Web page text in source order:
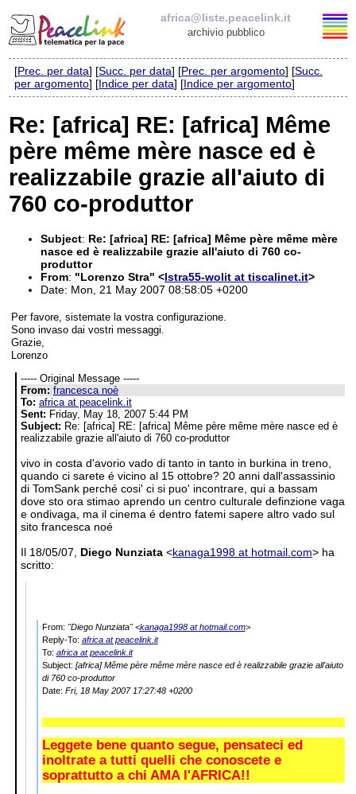
africa@liste.peacelink.it
archivio pubblico
Elenco delle liste
Policy delle liste di PeaceLink
Informativa sulla privacy
[Prec. per data] [Succ. per data] [Prec. per argomento] [Succ.
per argomento] [Indice per data] [Indice per argomento]
Re: [africa] RE: [africa] Même
père même mère nasce ed è
realizzabile grazie all'aiuto di
760 co-produttor
Subject: Re: [africa] RE: [africa] Même père même mère
nasce ed è realizzabile grazie all'aiuto di 760 co-
produttor
From: "Lorenzo Stra" <lstra55-wolit at tiscalinet.it>
Date: Mon, 21 May 2007 08:58:05 +0200
Per favore, sistemate la vostra configurazione.
Sono invaso dai vostri messaggi.
Grazie,
Lorenzo
----- Original Message -----
From: francesca noè
To: africa at peacelink.it
Sent: Friday, May 18, 2007 5:44 PM
Subject: Re: [africa] RE: [africa] Même père même mère nasce ed è
realizzabile grazie all'aiuto di 760 co-produttor
vivo in costa d'avorio vado di tanto in tanto in burkina in treno,
quando ci sarete é vicino al 15 ottobre? 20 anni dall'assassinio
di TomSank perché cosi' ci si puo' incontrare, qui a bassam
dove sto ora stimao aprendo un centro culturale definzione vaga
e ondivaga, ma il cinema é dentro fatemi sapere altro vado sul
sito francesca noé
Il 18/05/07, Diego Nunziata<kanaga1998 at hotmail.com> ha
scritto:
From: "Diego Nunziata" <kanaga1998 at hotmail.com>
Reply-To: africa at peacelink.it
To: africa at peacelink.it
Subject: [africa] Même père même mère nasce ed è realizzabile grazie all'aiuto
di 760 co-produttor
Date: Fri, 18 May 2007 17:27:48 +0200
Leggete bene quanto segue, pensateci ed
inoltrate a tutti quelli che conoscete e
soprattutto a chi AMA l'AFRICA!!